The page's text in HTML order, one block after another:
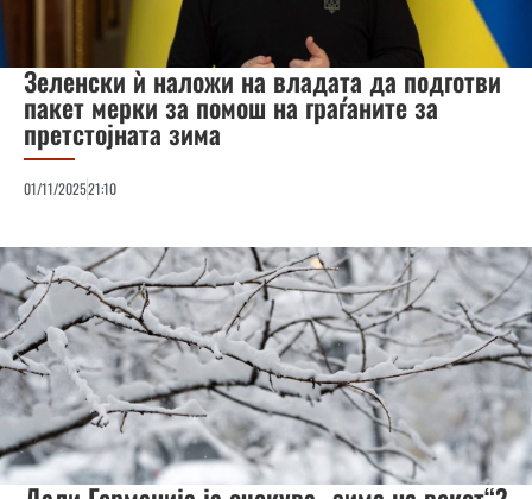
Зеленски ѝ наложи на владата да подготви
пакет мерки за помош на граѓаните за
претстојната зима
01/11/202521:10